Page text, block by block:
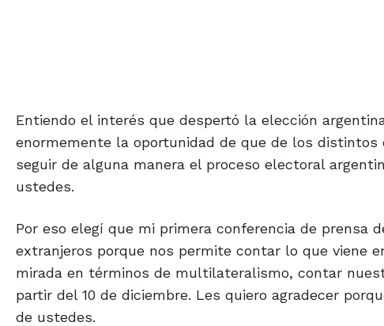
Entiendo el interés que despertó la elección
enormemente la oportunidad de que de los
seguir de alguna manera el proceso electoral
ustedes.
Por eso elegí que mi primera conferencia de prensa
extranjeros porque nos permite contar lo que viene
mirada en términos de multilateralismo, contar
partir del 10 de diciembre. Les quiero agradecer
de ustedes.